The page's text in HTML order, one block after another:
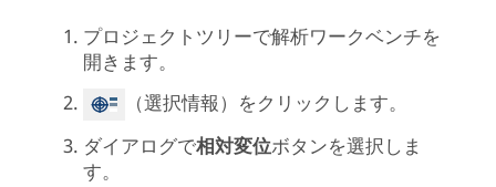
プロジェクトツリーで解析ワークベンチを
開きます。
（選択情報）をクリックします。
ダイアログで相対変位ボタンを選択しま
す。